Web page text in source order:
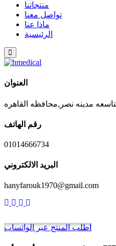
منتجاتنا
تواصل معنا
ماذا عنا
الرئيسية
العنوان
رقم الهاتف
01014666734
البريد الالكتروني
hanyfarouk1970@gmail.com
اطلب المنتج عبر الواتساب